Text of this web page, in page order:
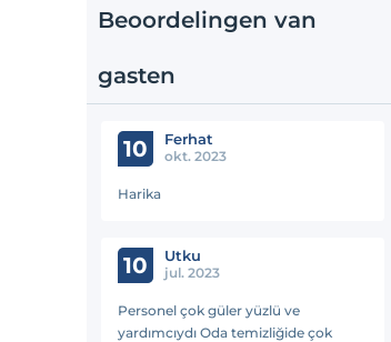
Beoordelingen van
gasten
10 Ferhat
okt. 2023
Harika
10 Utku
jul. 2023
Personel çok güler yüzlü ve
yardımcıydı Oda temizliğide çok